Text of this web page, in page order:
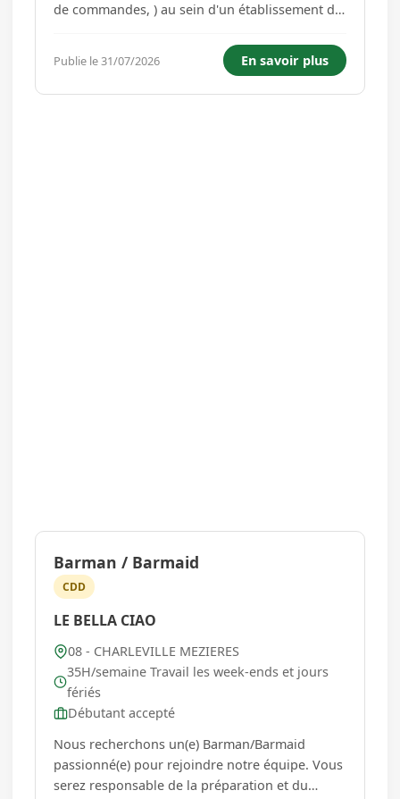
de commandes, ) au sein d'un établissement de
l'établissement et les règles d'hygiène et de
sécurité alimentaires. Accueillir et conseiller les
clients avec...
Publie le 31/07/2026 En savoir plus
Barman / Barmaid
CDD
LE BELLA CIAO
08 - CHARLEVILLE MEZIERES
35H/semaine Travail les week-ends et jours
fériés
Débutant accepté
Nous recherchons un(e) Barman/Barmaid
passionné(e) pour rejoindre notre équipe. Vous
serez responsable de la préparation et du